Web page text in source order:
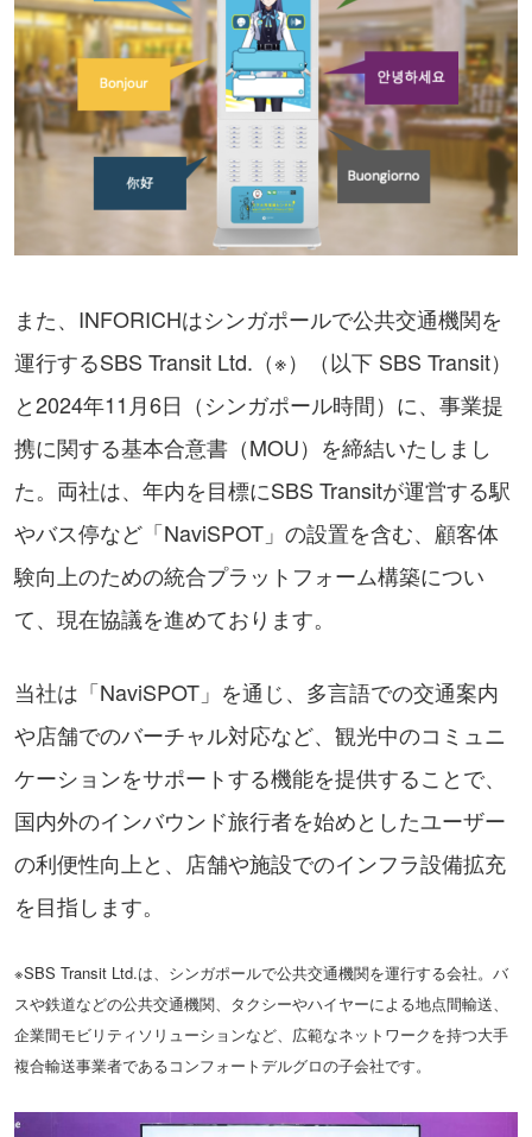
また、INFORICHはシンガポールで公共交通機関を
運行するSBS Transit Ltd.（※）（以下 SBS Transit）
と2024年11月6日（シンガポール時間）に、事業提
携に関する基本合意書（MOU）を締結いたしまし
た。両社は、年内を目標にSBS Transitが運営する駅
やバス停など「NaviSPOT」の設置を含む、顧客体
験向上のための統合プラットフォーム構築につい
て、現在協議を進めております。
当社は「NaviSPOT」を通じ、多言語での交通案内
や店舗でのバーチャル対応など、観光中のコミュニ
ケーションをサポートする機能を提供することで、
国内外のインバウンド旅行者を始めとしたユーザー
の利便性向上と、店舗や施設でのインフラ設備拡充
を目指します。
※SBS Transit Ltd.は、シンガポールで公共交通機関を運行する会社。バ
スや鉄道などの公共交通機関、タクシーやハイヤーによる地点間輸送、
企業間モビリティソリューションなど、広範なネットワークを持つ大手
複合輸送事業者であるコンフォートデルグロの子会社です。